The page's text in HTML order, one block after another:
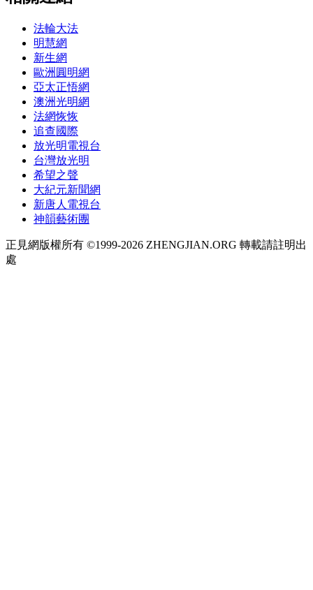
法輪大法
明慧網
新生網
歐洲圓明網
亞太正悟網
澳洲光明網
法網恢恢
追查國際
放光明電視台
台灣放光明
希望之聲
大紀元新聞網
新唐人電視台
神韻藝術團
正見網版權所有 ©1999-2026 ZHENGJIAN.ORG 轉載請註明出
處